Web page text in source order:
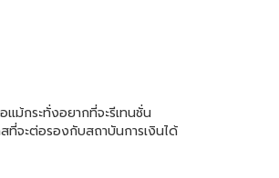
แม้กระทั่งอยากที่จะรีเทนชั่น
สที่จะต่อรองกับสถาบันการเงินได้